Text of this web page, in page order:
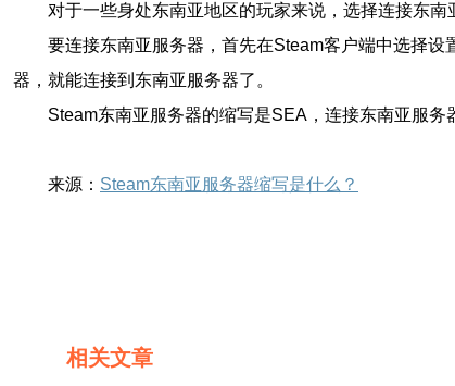
对于一些身处东南亚地区的玩家来说，选择连接东
要连接东南亚服务器，首先在Steam客户端中选择
器，就能连接到东南亚服务器了。
Steam东南亚服务器的缩写是SEA，连接东南亚服
来源： Steam东南亚服务器缩写是什么？
相关文章